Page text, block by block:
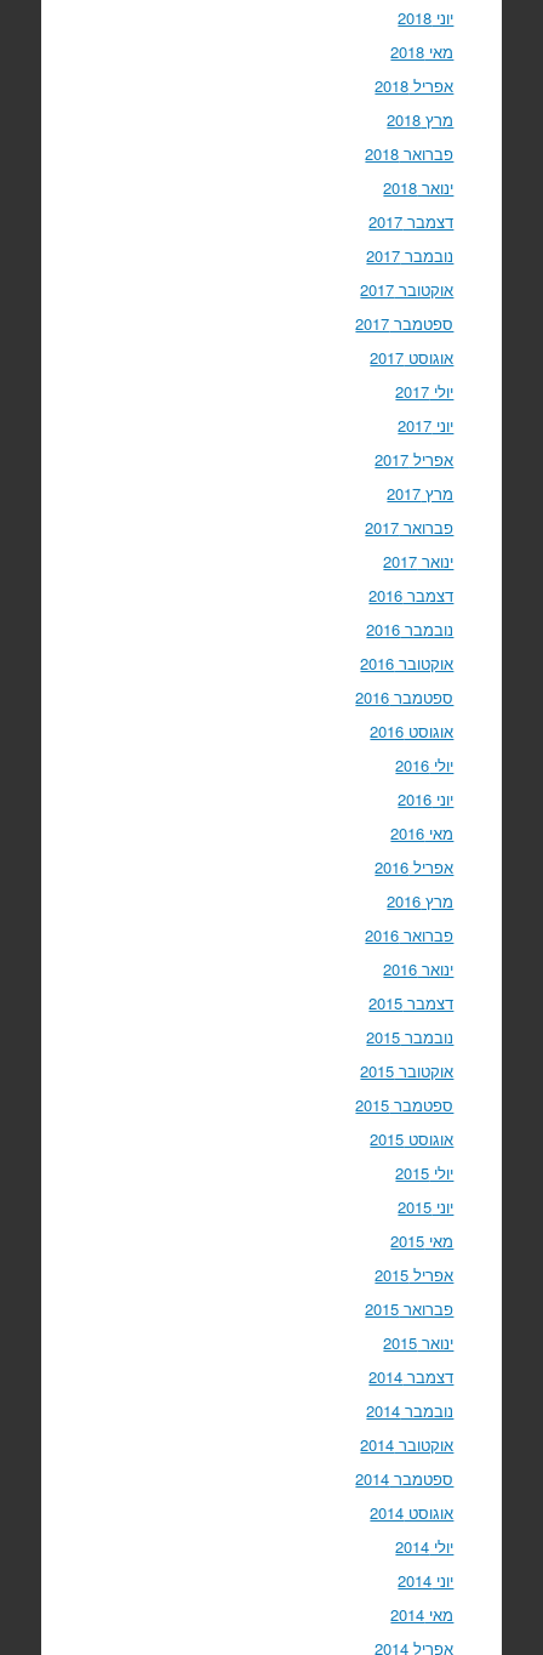
יוני 2018
מאי 2018
אפריל 2018
מרץ 2018
פברואר 2018
ינואר 2018
דצמבר 2017
נובמבר 2017
אוקטובר 2017
ספטמבר 2017
אוגוסט 2017
יולי 2017
יוני 2017
אפריל 2017
מרץ 2017
פברואר 2017
ינואר 2017
דצמבר 2016
נובמבר 2016
אוקטובר 2016
ספטמבר 2016
אוגוסט 2016
יולי 2016
יוני 2016
מאי 2016
אפריל 2016
מרץ 2016
פברואר 2016
ינואר 2016
דצמבר 2015
נובמבר 2015
אוקטובר 2015
ספטמבר 2015
אוגוסט 2015
יולי 2015
יוני 2015
מאי 2015
אפריל 2015
פברואר 2015
ינואר 2015
דצמבר 2014
נובמבר 2014
אוקטובר 2014
ספטמבר 2014
אוגוסט 2014
יולי 2014
יוני 2014
מאי 2014
אפריל 2014